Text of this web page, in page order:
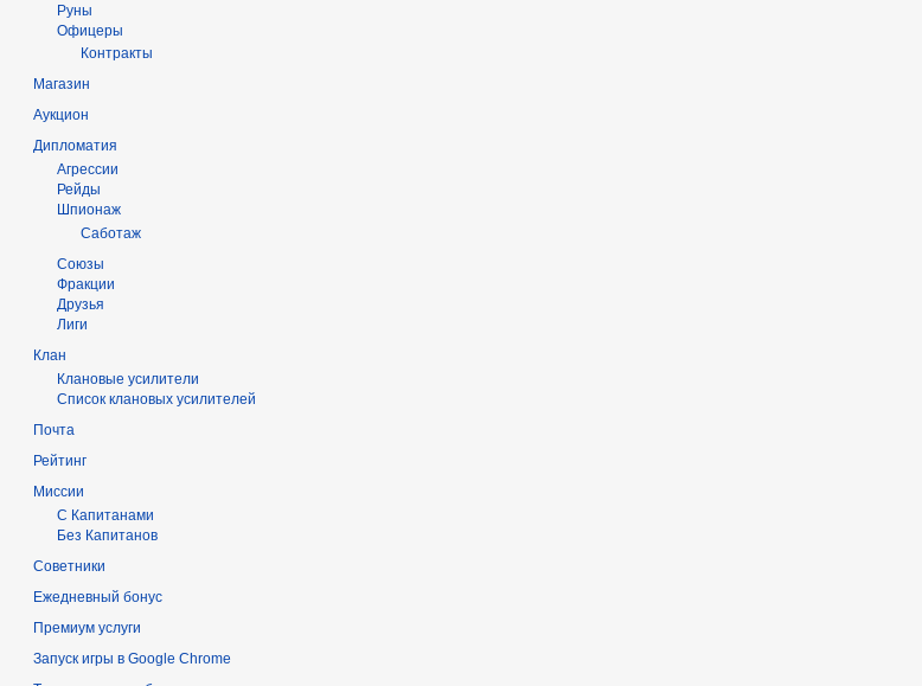
Руны
Офицеры
Контракты
Магазин
Аукцион
Дипломатия
Агрессии
Рейды
Шпионаж
Саботаж
Союзы
Фракции
Друзья
Лиги
Клан
Клановые усилители
Список клановых усилителей
Почта
Рейтинг
Миссии
С Капитанами
Без Капитанов
Советники
Ежедневный бонус
Премиум услуги
Запуск игры в Google Chrome